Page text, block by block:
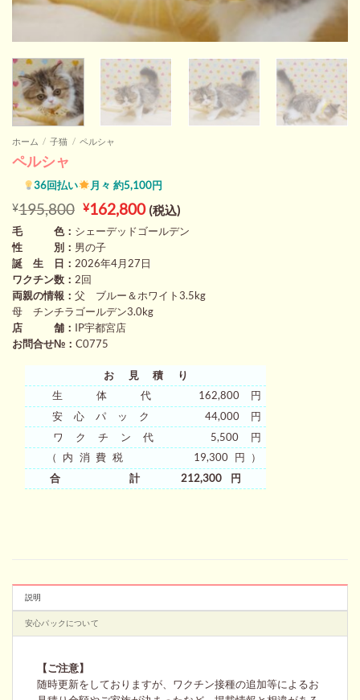
ホーム / 子猫 / ペルシャ
ペルシャ
36回払い 月々 約5,100円
¥195,800 元
価
格
は
¥195,800
で
し
た。
¥162,800現
在
の
格
¥162,800
で
(税込)
毛 色： シェーデッドゴールデン
性 別： 男の子
誕 生 日： 2026年4月27日
ワクチン数： 2回
両親の情報： 父 ブルー＆ホワイト3.5kg
母 チンチラゴールデン3.0kg
店 舗：
IP宇都宮店
お問合せ№： C0775
お見積り
生 体 代 162,800円
安心パック 44,000円
ワクチン代 5,500円
（内消費税 19,300円）
合 計 212,300円
説明
安心パックについて
【ご注意】
随時更新をしておりますが、ワクチン接種の追加等によるお